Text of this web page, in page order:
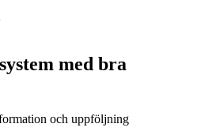
med bra
och uppföljning